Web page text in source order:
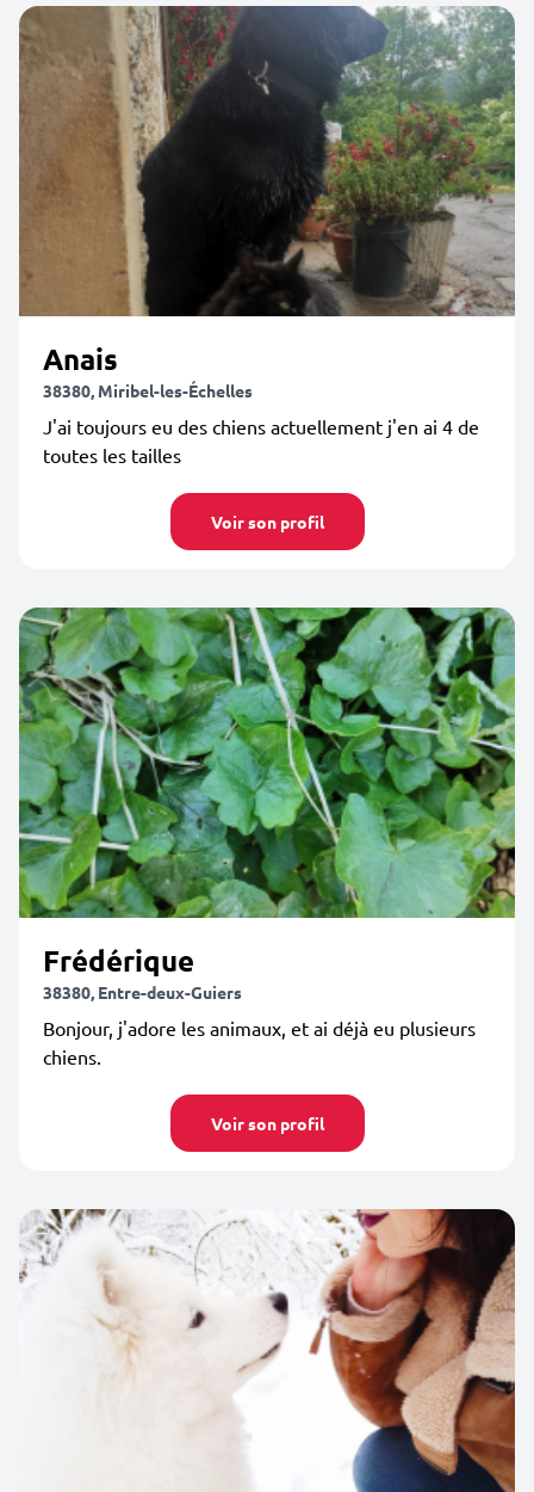
Anais
38380, Miribel-les-Échelles
J'ai toujours eu des chiens actuellement j'en ai 4 de
toutes les tailles
Voir son profil
Frédérique
38380, Entre-deux-Guiers
Bonjour, j'adore les animaux, et ai déjà eu plusieurs
chiens.
Voir son profil